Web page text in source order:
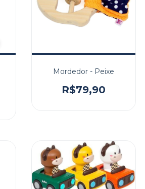
Mordedor - Peixe
R$79,90